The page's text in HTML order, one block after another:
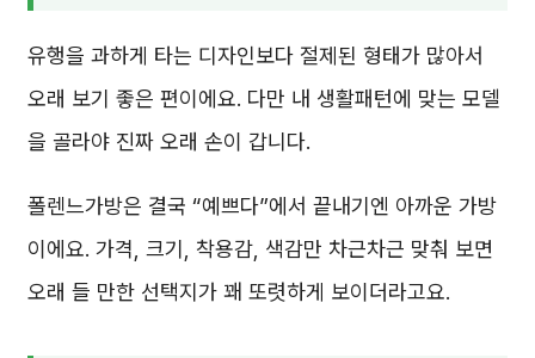
유행을 과하게 타는 디자인보다 절제된 형태가 많아서
오래 보기 좋은 편이에요. 다만 내 생활패턴에 맞는 모델
을 골라야 진짜 오래 손이 갑니다.
폴렌느가방은 결국 “예쁘다”에서 끝내기엔 아까운 가방
이에요. 가격, 크기, 착용감, 색감만 차근차근 맞춰 보면
오래 들 만한 선택지가 꽤 또렷하게 보이더라고요.